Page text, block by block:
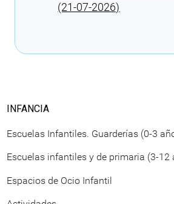
(21-07-2026)
INFANCIA
Escuelas Infantiles. Guarderías (0-3
Escuelas infantiles y de primaria (3-12
Espacios de Ocio Infantil